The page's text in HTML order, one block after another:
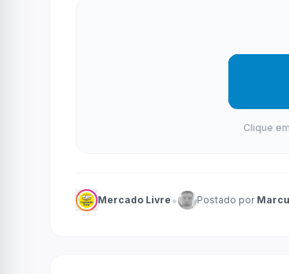
Clique
Mercado Livre • Postado por